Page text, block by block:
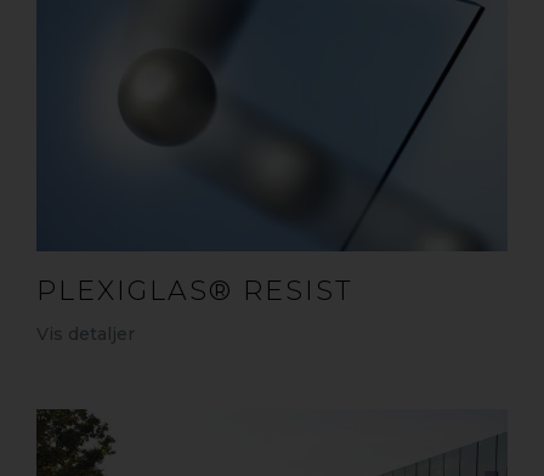
PLEXIGLAS® RESIST
Vis detaljer